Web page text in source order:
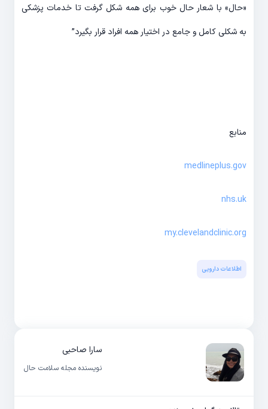
«حال» با شعار حال خوب برای همه شکل گرفت تا خدمات پزشکی
به شکلی کامل و جامع در اختیار همه افراد قرار بگیرد”
منابع
medlineplus.gov
nhs.uk
my.clevelandclinic.org
اطلاعات دارویی
سارا صاحبی
نویسنده مجله سلامت حال